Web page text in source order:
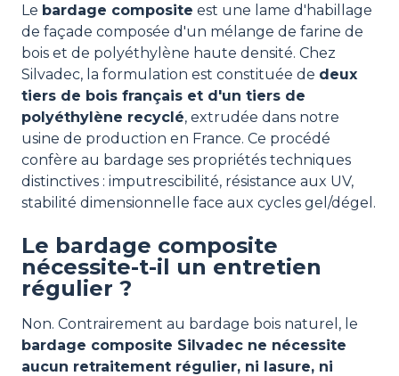
Le bardage composite est une lame d'habillage
de façade composée d'un mélange de farine de
bois et de polyéthylène haute densité. Chez
Silvadec, la formulation est constituée de deux
tiers de bois français et d'un tiers de
polyéthylène recyclé, extrudée dans notre
usine de production en France. Ce procédé
confère au bardage ses propriétés techniques
distinctives : imputrescibilité, résistance aux UV,
stabilité dimensionnelle face aux cycles gel/dégel.
Le bardage composite
nécessite-t-il un entretien
régulier ?
Non. Contrairement au bardage bois naturel, le
bardage composite Silvadec ne nécessite
aucun retraitement régulier, ni lasure, ni